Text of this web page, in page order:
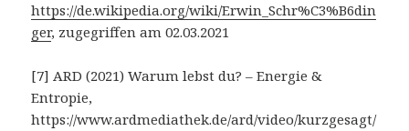
https://de.wikipedia.org/wiki/Erwin_Schr%C3%B6din
ger, zugegriffen am 02.03.2021
[7] ARD (2021) Warum lebst du? – Energie &
Entropie,
https://www.ardmediathek.de/ard/video/kurzgesagt/